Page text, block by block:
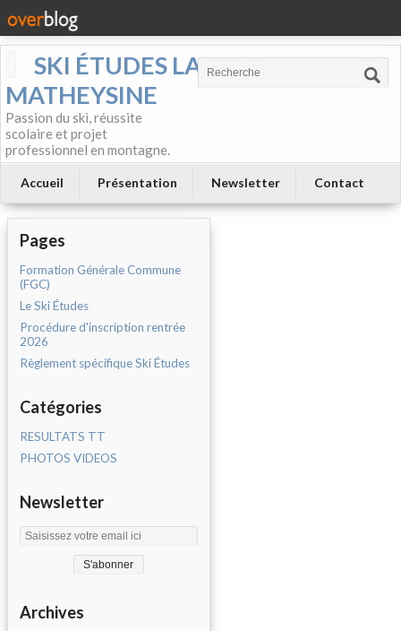
SKI ÉTUDES LA
MATHEYSINE
Passion du ski, réussite
scolaire et projet
professionnel en montagne.
Accueil Présentation Newsletter Contact
Pages
Formation Générale Commune
(FGC)
Le Ski Études
Procédure d'inscription rentrée
2026
Règlement spécifique Ski Études
Catégories
RESULTATS TT
PHOTOS VIDEOS
Newsletter
Archives